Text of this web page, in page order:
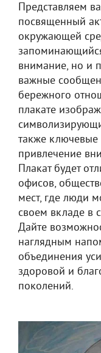
Представляем
посвященный
окружающей
внимание, но и
важные
бережного
плакате
также
привлечение
Плакат будет
офисов,
мест, где люди
своем вкладе в
Дайте
наглядным
объединения
здоровой и
поколений.